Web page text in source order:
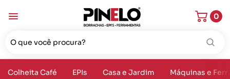
0
Colheita Café EPIs Casa e Jardim Máquinas e